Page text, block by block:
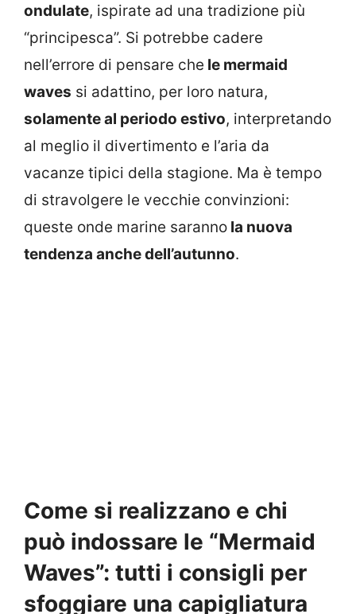
ondulate, ispirate ad una tradizione più
“principesca”. Si potrebbe cadere
nell’errore di pensare che le mermaid
waves si adattino, per loro natura,
solamente al periodo estivo, interpretando
al meglio il divertimento e l’aria da
vacanze tipici della stagione. Ma è tempo
di stravolgere le vecchie convinzioni:
queste onde marine saranno la nuova
tendenza anche dell’autunno.
Come si realizzano e chi
può indossare le “Mermaid
Waves”: tutti i consigli per
sfoggiare una capigliatura